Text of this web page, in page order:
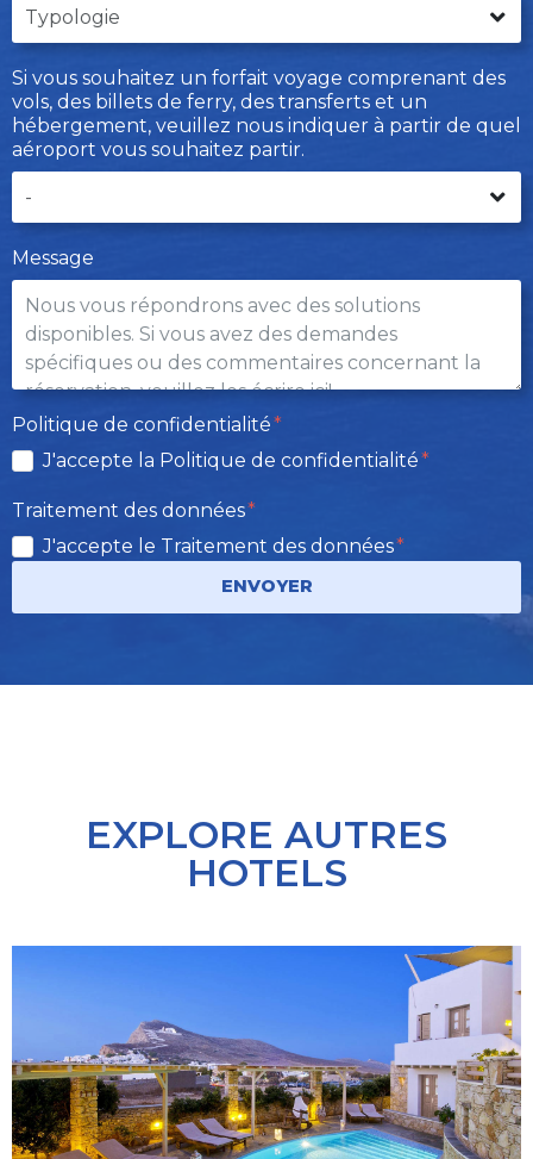
Si vous souhaitez un forfait voyage comprenant des
vols, des billets de ferry, des transferts et un
hébergement, veuillez nous indiquer à partir de quel
aéroport vous souhaitez partir.
Message
Politique de confidentialité
J'accepte la Politique de confidentialité
Traitement des données
J'accepte le Traitement des données
ENVOYER
EXPLORE AUTRES
HOTELS